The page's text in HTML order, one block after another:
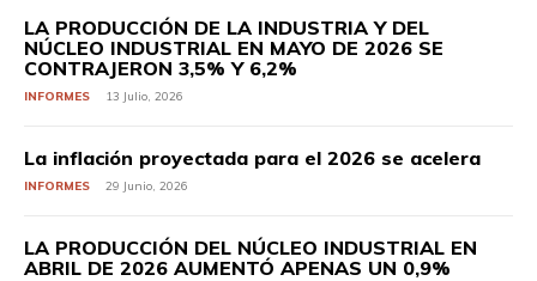
LA PRODUCCIÓN DE LA INDUSTRIA Y DEL
NÚCLEO INDUSTRIAL EN MAYO DE 2026 SE
CONTRAJERON 3,5% Y 6,2%
INFORMES 13 Julio, 2026
La inflación proyectada para el 2026 se acelera
INFORMES 29 Junio, 2026
LA PRODUCCIÓN DEL NÚCLEO INDUSTRIAL EN
ABRIL DE 2026 AUMENTÓ APENAS UN 0,9%